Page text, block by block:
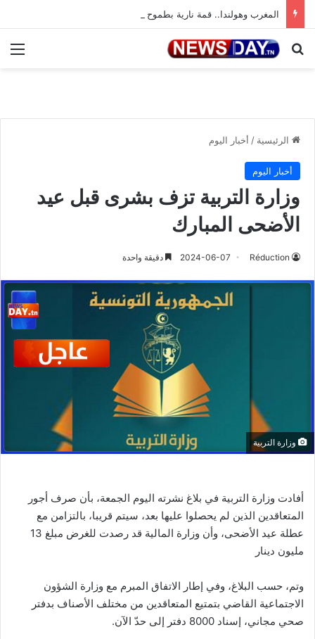
المغرب وهولندا.. قمة نارية بطموح التأهل إلى ثمن النهائي
بحث عن
الرئيسية / أخبار اليوم
أخبار اليوم
وزارة التربية تزف بشرى قبل عيد
الأضحى المبارك
Réduction
2024-06-07 دقيقة واحدة
وزارة التربية
أفادت وزارة التربية في بلاغ نشرته اليوم الجمعة، بأن صرف أجور
المتعاقدين الذين لم يحصلوا عليها بعد، سيتم قريبا، بالتزامن مع
عطلة عيد الأضحى، وأن وزارة المالية قد رصدت للغرض مبلغ 13
مليون دينار
وتم، حسب البلاغ، وفي إطار الاتفاق المبرم مع وزارة الشؤون
الاجتماعية القاضي بتمتيع المتعاقدين من مختلف الأصناف بدفتر
صحي مجاني، إسناد 8000 دفتر إلى حدّ الآن.